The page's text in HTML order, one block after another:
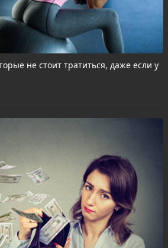
не стоит тратиться, даже если у